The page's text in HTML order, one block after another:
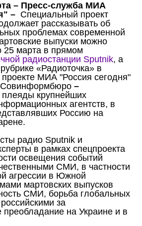
– Пресс-служба МИА
– Специальный проект
рассказывать об
проблемах современной
выпуски можно
25 марта в прямом
радиостанции Sputnik, а
«Радиоточка» в
МИА "Россия сегодня"
Совинформбюро –
плеяды крупнейших
агентств, в
Россию на
радио Sputnik и
в рамках спецпроекта
освещения событий
СМИ, в частности
агрессии в Южной
мартовских выпусков
СМИ, борьба глобальных
за
на Украине и в